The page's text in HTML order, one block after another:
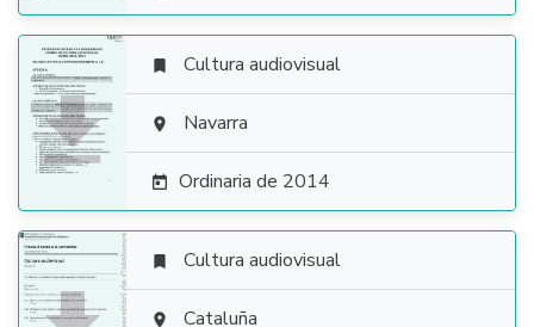

 Cultura audiovisual
 Navarra
 Ordinaria de 2014
 Cultura audiovisual
 Cataluña